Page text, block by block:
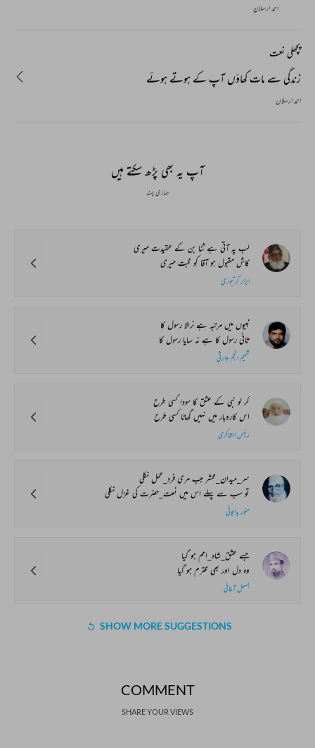
احمد ارسلان
پچھلی نعت
زندگی سے مات کھاؤں آپ کے ہوتے ہوئے
احمد ارسلان
آپ یہ بھی پڑھ سکتے ہیں
ہماری پسند
لب پہ آتی ہے ثنا بن کے عقیدت میری
کاش مقبول ہو آقا کو محبت میری
ابرار کرتپوری
نبیوں میں مرتبہ ہے نرالا رسول کا
ثانی رسول کا ہے نہ سایا رسول کا
شمیم انجم وارثی
کر لو نبی کے عشق کا سودا کسی طرح
اس کاروبار میں نہیں گھاٹا کسی طرح
رئیس الشاکری
سر_میدان_محشر جب مری فرد_عمل نکلی
تو سب سے پہلے اس میں نعت_حضرت کی غزل نکلی
منور بدایونی
جسے عشق_شاہ_امم ہو گیا
وہ دل اور بھی محترم ہو گیا
بسمل آغائی
SHOW MORE SUGGESTIONS
COMMENT
SHARE YOUR VIEWS